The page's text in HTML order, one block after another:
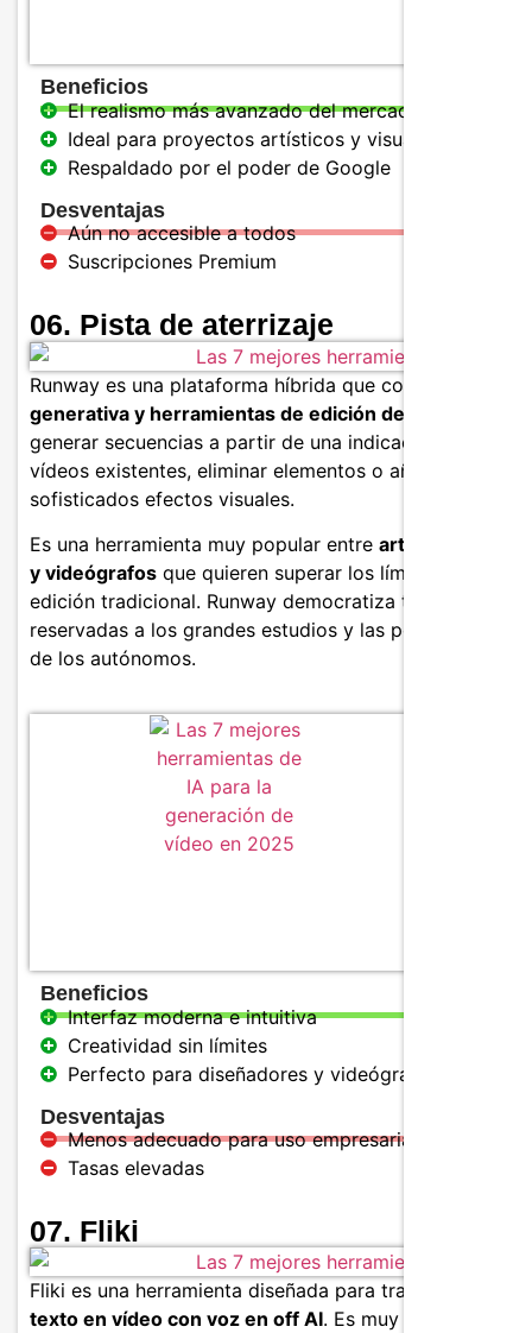
Beneficios
El realismo más avanzado del mercado
Ideal para proyectos artísticos y visuales
Respaldado por el poder de Google
Desventajas
Aún no accesible a todos
Suscripciones Premium
06. Pista de aterrizaje
Runway es una plataforma híbrida que combina
generativa y herramientas de edición de vídeo
generar secuencias a partir de una indicación, editar
vídeos existentes, eliminar elementos o añadir
sofisticados efectos visuales.
Es una herramienta muy popular entre artistas visuales
y videógrafos que quieren superar los límites de la
edición tradicional. Runway democratiza técnicas antes
reservadas a los grandes estudios y las pone al alcance
de los autónomos.
Beneficios
Interfaz moderna e intuitiva
Creatividad sin límites
Perfecto para diseñadores y videógrafos
Desventajas
Menos adecuado para uso empresarial
Tasas elevadas
07. Fliki
Fliki es una herramienta diseñada para transformar
texto en vídeo con voz en off AI. Es muy utilizada por